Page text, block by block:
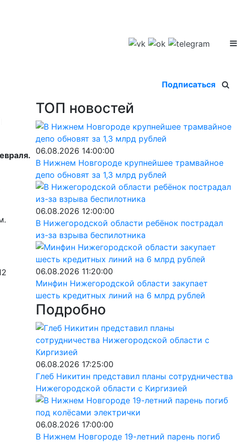
Подписаться
ТОП новостей
06.08.2026 14:00:00
В Нижнем Новгороде крупнейшее трамвайное
депо обновят за 1,3 млрд рублей
06.08.2026 12:00:00
В Нижегородской области ребёнок пострадал
из-за взрыва беспилотника
06.08.2026 11:20:00
Минфин Нижегородской области закупает
шесть кредитных линий на 6 млрд рублей
Подробно
06.08.2026 17:25:00
Глеб Никитин представил планы сотрудничества
Нижегородской области с Киргизией
06.08.2026 17:00:00
В Нижнем Новгороде 19-летний парень погиб